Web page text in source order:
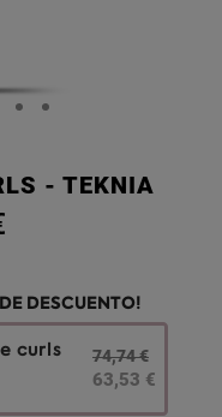
- TEKNIA
DESCUENTO!
curls
74,74 €
63,53 €